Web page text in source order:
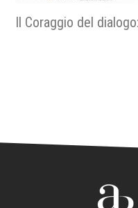
Religiose e religiosi